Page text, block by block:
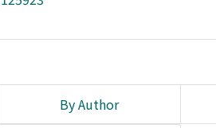
By Author